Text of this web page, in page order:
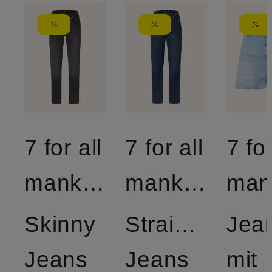
7 for all
mankind
Skinny
Jeans
7 for all
mankind
Straight
Jeans
7
mit